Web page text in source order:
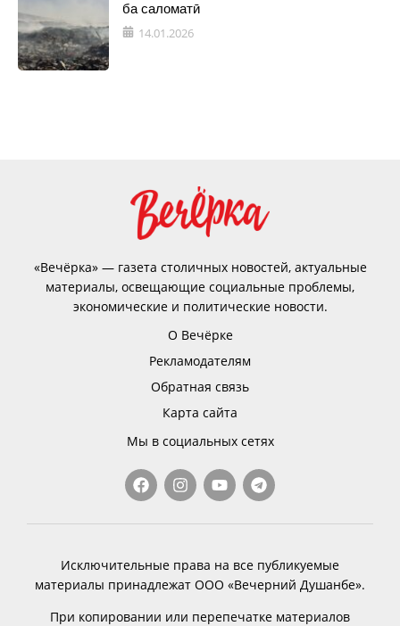
ба саломатӣ
14.01.2026
«Вечёрка» — газета столичных новостей, актуальные
материалы, освещающие социальные проблемы,
экономические и политические новости.
О Вечёрке
Рекламодателям
Обратная связь
Карта сайта
Мы в социальных сетях
Исключительные права на все публикуемые
материалы принадлежат ООО «Вечерний Душанбе».
При копировании или перепечатке материалов